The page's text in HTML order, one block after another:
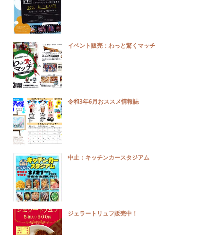
イベント販売：わっと驚くマッチ
令和3年6月おススメ情報誌
中止：キッチンカースタジアム
ジェラートリュフ販売中！